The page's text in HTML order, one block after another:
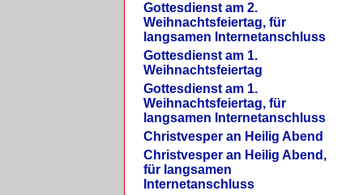
Gottesdienst am 2.
Weihnachtsfeiertag, für
langsamen Internetanschluss
Gottesdienst am 1.
Weihnachtsfeiertag
Gottesdienst am 1.
Weihnachtsfeiertag, für
langsamen Internetanschluss
Christvesper an Heilig Abend
Christvesper an Heilig Abend,
für langsamen
Internetanschluss